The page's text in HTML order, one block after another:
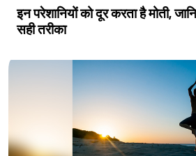
इन परेशानियों को दूर करता है मोती,
सही तरीका